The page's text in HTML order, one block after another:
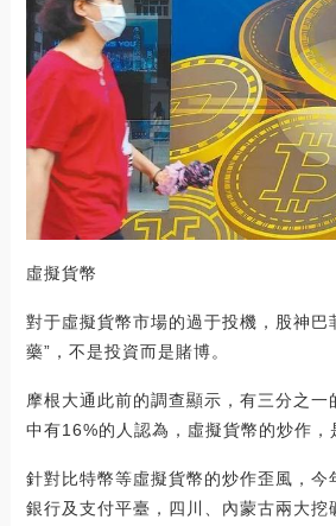
虛擬貨幣
對于虛擬貨幣市場的過于投機，股神巴
藥”，不是投資而是賭博。
摩根大通此前的調查顯示，有三分之一
中有16%的人認為，虛擬貨幣的炒作，
針對比特幣等虛擬貨幣的炒作歪風，今
銀行及支付平臺，四川、內蒙古兩大挖